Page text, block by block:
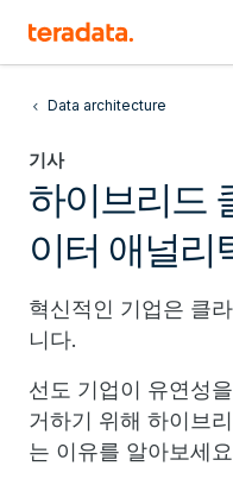
Data architecture
기사
하이브리드
이터 애널리
혁신적인 기업은 클
니다.
선도 기업이 유연성
거하기 위해 하이브
는 이유를 알아보세